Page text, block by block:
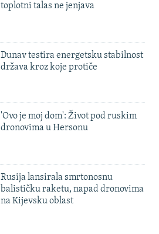
toplotni talas ne jenjava
Dunav testira energetsku stabilnost
država kroz koje protiče
'Ovo je moj dom': Život pod ruskim
dronovima u Hersonu
Rusija lansirala smrtonosnu
balističku raketu, napad dronovima
na Kijevsku oblast